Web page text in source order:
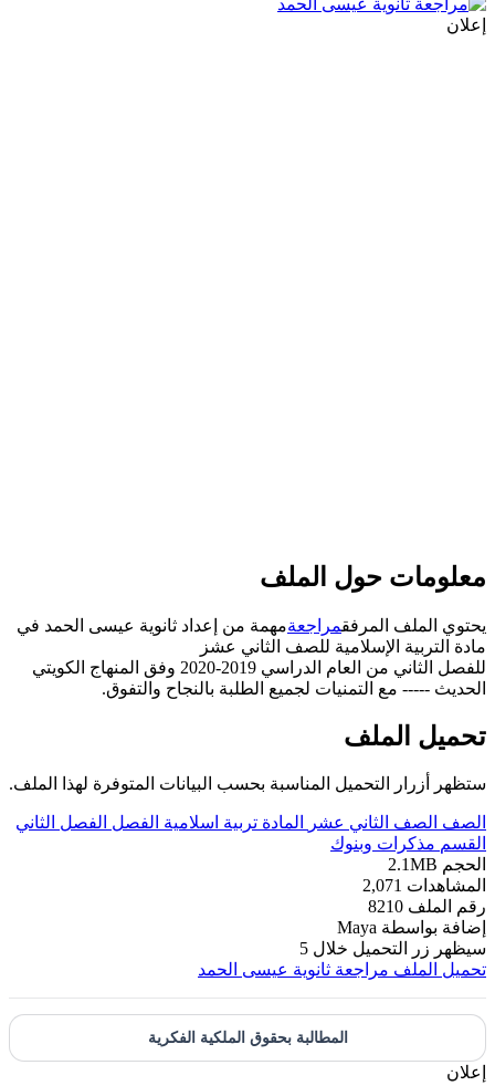
إعلان
معلومات حول الملف
يحتوي الملف المرفقمراجعةمهمة من إعداد ثانوية عيسى الحمد في
مادة التربية الإسلامية للصف الثاني عشز
للفصل الثاني من العام الدراسي 2019-2020 وفق المنهاج الكويتي
الحديث ----- مع التمنيات لجميع الطلبة بالنجاح والتفوق.
تحميل الملف
ستظهر أزرار التحميل المناسبة بحسب البيانات المتوفرة لهذا الملف.
الصف الصف الثاني عشر المادة تربية اسلامية الفصل
الفصل الثاني
القسم مذكرات وبنوك
الحجم 2.1MB
المشاهدات 2,071
رقم الملف 8210
إضافة بواسطة Maya
سيظهر زر التحميل خلال 5
تحميل الملف مراجعة ثانوية عيسى الحمد
المطالبة بحقوق الملكية الفكرية
إعلان